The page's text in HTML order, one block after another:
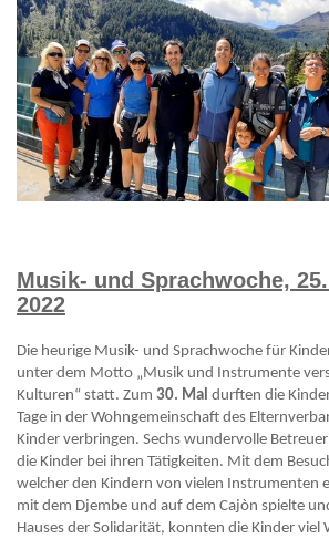
Musik- und Sprachwoche,
2022
Die heurige Musik- und Sprachwoche für
unter dem Motto „Musik und Instrumente
Kulturen“ statt. Zum 30. Mal durften die
Tage in der Wohngemeinschaft des
Kinder verbringen. Sechs wundervolle
die Kinder bei ihren Tätigkeiten. Mit dem
welcher den Kindern von vielen Instrumenten
mit dem Djembe und auf dem Cajòn spielte
Hauses der Solidarität, konnten die Kinder viel